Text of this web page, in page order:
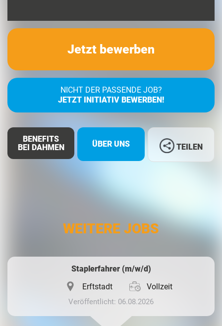
Jetzt bewerben
NICHT DER PASSENDE JOB?
JETZT INITIATIV BEWERBEN!
BENEFITS
BEI DAHMEN
ÜBER UNS TEILEN
WEITERE JOBS
Staplerfahrer (m/w/d)
Erftstadt
Vollzeit
Veröffentlicht: 06.08.2026